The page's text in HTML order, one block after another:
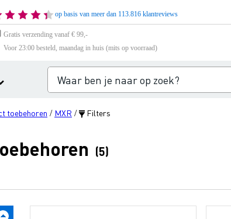
op basis van meer dan 113.816 klantreviews
Gratis verzending vanaf € 99,-
Voor 23:00 besteld, maandag in huis (mits op voorraad)
toebehoren / MXR / Filters
(5)